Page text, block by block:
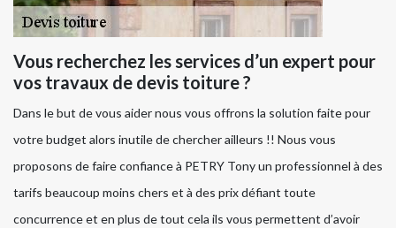
Vous recherchez les services d’un expert pour
vos travaux de devis toiture ?
Dans le but de vous aider nous vous offrons la solution faite pour
votre budget alors inutile de chercher ailleurs !! Nous vous
proposons de faire confiance à PETRY Tony un professionnel à des
tarifs beaucoup moins chers et à des prix défiant toute
concurrence et en plus de tout cela ils vous permettent d’avoir